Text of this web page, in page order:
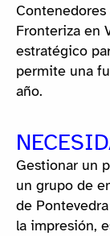
Fronteriza en
estratégico
permite una
año.
Gestionar un
un grupo de
de
la impresión,